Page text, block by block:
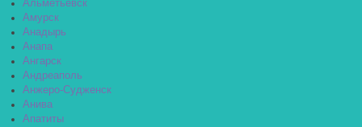
Альметьевск
Амурск
Анадырь
Анапа
Ангарск
Андреаполь
Анжеро-Судженск
Анива
Апатиты